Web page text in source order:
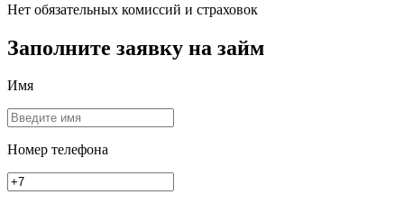
Нет обязательных комиссий и страховок
Заполните заявку на займ
Имя
Номер телефона